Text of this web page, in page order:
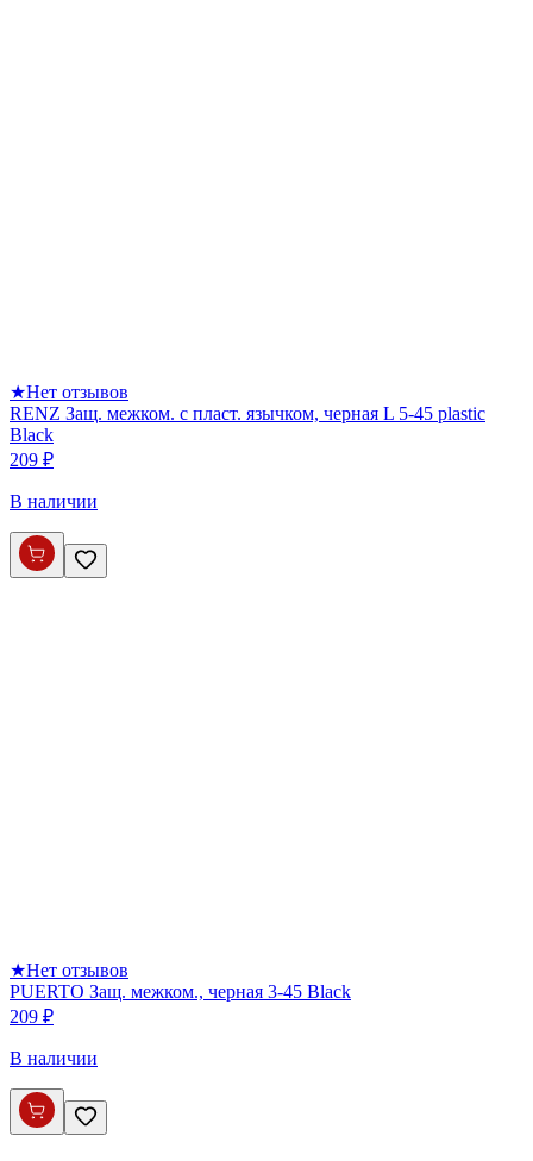
★Нет отзывов
RENZ Защ. межком. с пласт. язычком, черная L 5-45 plastic
Black
209 ₽
В наличии
★Нет отзывов
PUERTO Защ. межком., черная 3-45 Black
209 ₽
В наличии